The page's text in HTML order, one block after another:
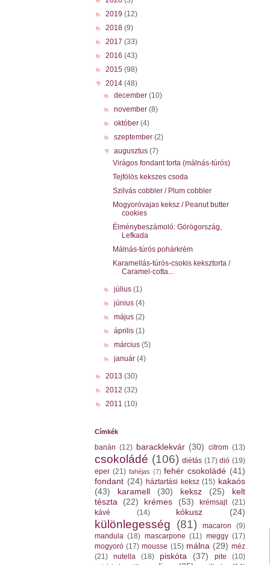
► 2019 (12)
► 2018 (9)
► 2017 (33)
► 2016 (43)
► 2015 (98)
▼ 2014 (48)
►december(10)
►november(8)
►október(4)
►szeptember(2)
▼augusztus(7)
Virágos fondant torta (málnás-túrós)
Tejfölös kekszes csoda
Szilvás cobbler / Plum cobbler
Mogyoróvajas keksz / Peanut butter
cookies
Élménybeszámoló: Görögország,
Lefkada
Málnás-túrós pohárkrém
Karamellás-túrós-csokis keksztorta /
Caramel-cotta...
►július(1)
►június(4)
►május(2)
►április(1)
►március(5)
►január(4)
► 2013 (30)
► 2012 (32)
► 2011 (10)
Címkék
banán (12) baracklekvár (30) citrom (13)
csokoládé (106) diétás (17) dió (19)
eper (21) fahéjas (7) fehér csokoládé (41)
fondant (24) háztartási keksz (15) kakaós
(43)
karamell (30) keksz (25)
kelt
tészta
(22) krémes (53) krémsajt (21)
kávé
(14) kókusz (24)
különlegesség (81) macaron
(9)
mandula (18) mascarpone (11) meggy (17)
mogyoró (17) mousse (15) málna (29) méz
(21)
nutella (18) piskóta (37) pite (10)